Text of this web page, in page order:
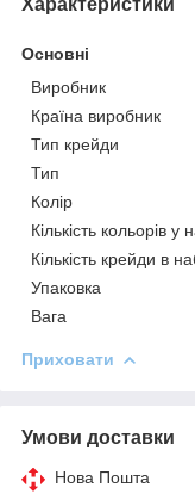
Основні
Виробник
Країна виробник
Тип крейди
Тип
Колір
Кількість кольорів у
Кількість крейди в
Упаковка
Вага
Приховати
Умови доставки
Нова Пошта